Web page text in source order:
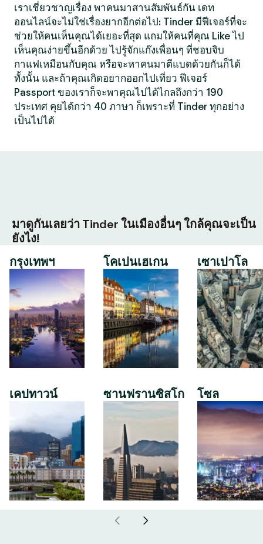
เราเชี่ยวชาญเรื่อง พาคนมาสานสัมพันธ์กัน เดท
ออนไลน์จะไม่ใช่เรื่องยากอีกต่อไป: Tinder มีฟีเจอร์ที่จะ
ช่วยให้คนเห็นคุณได้เยอะที่สุด แถมให้คนที่คุณ Like ไป
เห็นคุณง่ายขึ้นอีกด้วย ไปรู้จักแก๊งเพื่อนๆ ที่ชอบจิบ
กาแฟเหมือนกับคุณ หรือจะหาคนมาตีแบดด้วยกันก็ได้
ทั้งนั้น และถ้าคุณเกิดอยากออกไปเที่ยว ฟีเจอร์
Passport ของเราก็จะพาคุณไปได้ไกลถึงกว่า 190
ประเทศ คุยได้กว่า 40 ภาษา ก็เพราะที่ Tinder ทุกอย่าง
เป็นไปได้
มาดูกันเลยว่า Tinder ในเมืองอื่นๆ ใกล้คุณจะเป็น
ยังไง!
กรุงเทพฯ
เคปทาวน์
โคเปนเฮเกน
ซานฟรานซิสโก
เซาเปาโล
โซล